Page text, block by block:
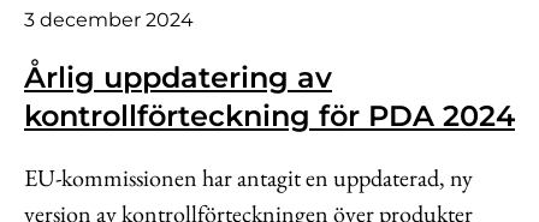
3 december 2024
Årlig uppdatering av
kontrollförteckning för PDA 2024
EU-kommissionen har antagit en uppdaterad, ny
version av kontrollförteckningen över produkter